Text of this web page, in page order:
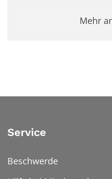
Mehr
Service
Beschwerde